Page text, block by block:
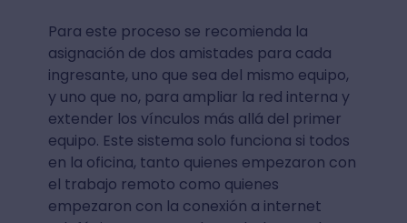
Para este proceso se recomienda la
asignación de dos amistades para cada
ingresante, uno que sea del mismo equipo,
y uno que no, para ampliar la red interna y
extender los vínculos más allá del primer
equipo. Este sistema solo funciona si todos
en la oficina, tanto quienes empezaron con
el trabajo remoto como quienes
empezaron con la conexión a internet